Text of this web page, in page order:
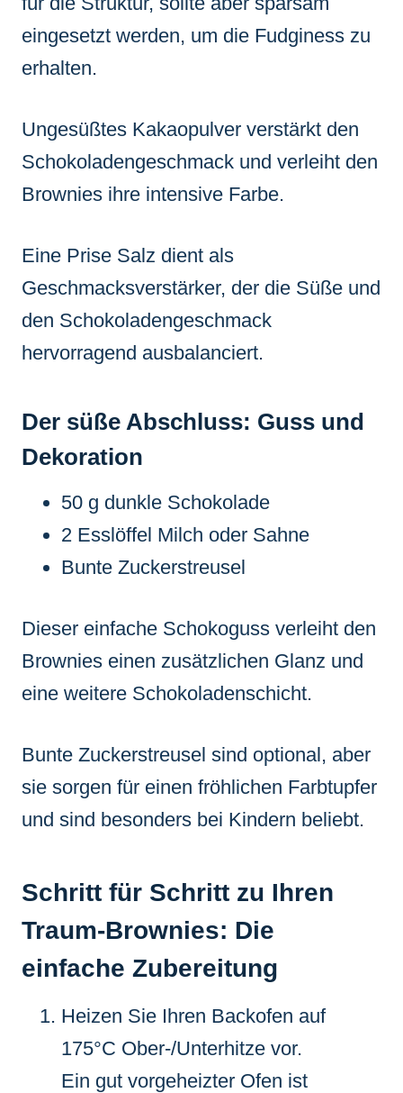
eingesetzt werden, um die Fudginess zu
erhalten.
Ungesüßtes Kakaopulver verstärkt den
Schokoladengeschmack und verleiht den
Brownies ihre intensive Farbe.
Eine Prise Salz dient als
Geschmacksverstärker, der die Süße und
den Schokoladengeschmack
hervorragend ausbalanciert.
Der süße Abschluss: Guss und
Dekoration
50 g dunkle Schokolade
2 Esslöffel Milch oder Sahne
Bunte Zuckerstreusel
Dieser einfache Schokoguss verleiht den
Brownies einen zusätzlichen Glanz und
eine weitere Schokoladenschicht.
Bunte Zuckerstreusel sind optional, aber
sie sorgen für einen fröhlichen Farbtupfer
und sind besonders bei Kindern beliebt.
Schritt für Schritt zu Ihren
Traum-Brownies: Die
einfache Zubereitung
Heizen Sie Ihren Backofen auf
175°C Ober-/Unterhitze vor.
Ein gut vorgeheizter Ofen ist